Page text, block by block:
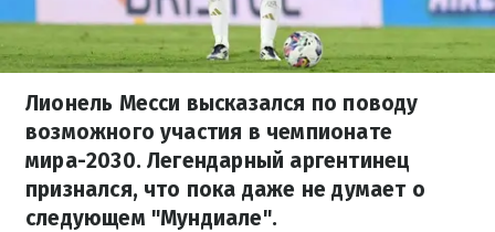
Лионель Месси высказался по поводу
возможного участия в чемпионате
мира-2030. Легендарный аргентинец
признался, что пока даже не думает о
следующем "Мундиале".